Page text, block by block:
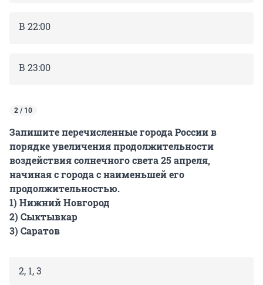
В 22:00
В 23:00
2 / 10
Запишите перечисленные города России в
порядке увеличения продолжительности
воздействия солнечного света 25 апреля,
начиная с города с наименьшей его
продолжительностью.
1) Нижний Новгород
2) Сыктывкар
3) Саратов
2, 1, 3